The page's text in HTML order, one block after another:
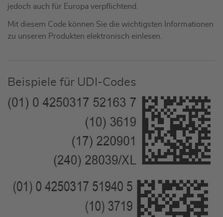
jedoch auch für Europa verpflichtend.
Mit diesem Code können Sie die wichtigsten Informationen
zu unseren Produkten elektronisch einlesen.
Beispiele für UDI-Codes